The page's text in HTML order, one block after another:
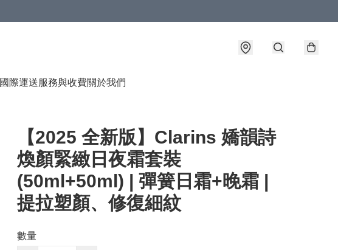
國際運送服務與收費關於我們
【2025 全新版】Clarins 嬌韻詩
煥顏緊緻日夜霜套裝
(50ml+50ml) | 彈簧日霜+晚霜 |
提拉塑顏、修復細紋
數量